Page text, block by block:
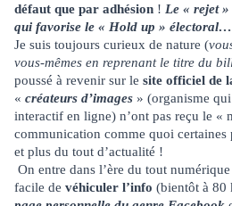
défaut que par adhésion ! Le « rejet »
qui favorise le « Hold up » électoral…
Je suis toujours curieux de nature (
vous-mêmes en reprenant le titre du
poussé à revenir sur le site officiel de
« créateurs d’images » (organisme
interactif en ligne) n’ont pas reçu le «
communication comme quoi certaines
et plus du tout d’actualité !
On entre dans l’ère du tout
facile de véhiculer l’info (bientôt à 80